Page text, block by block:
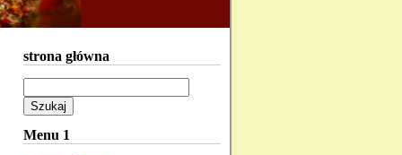
strona główna
Szukaj:
Menu 1